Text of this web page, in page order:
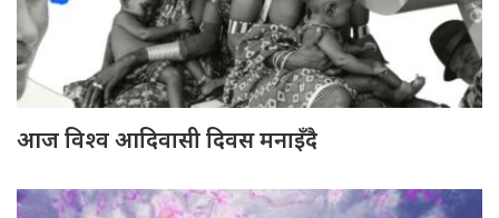
आज विश्व आदिवासी दिवस मनाइँदै